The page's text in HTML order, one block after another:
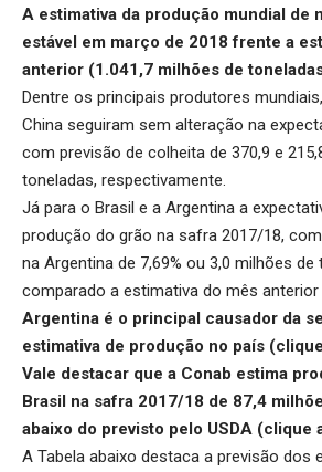
A estimativa da produção mundial de
estável em março de 2018 frente a
anterior (1.041,7 milhões de
Dentre os principais produtores
China seguiram sem alteração na
com previsão de colheita de 370,9 e
toneladas, respectivamente.
Já para o Brasil e a Argentina a
produção do grão na safra 2017/18,
na Argentina de 7,69% ou 3,0 milhões
comparado a estimativa do mês
Argentina é o principal causador da
estimativa de produção no país (
Vale destacar que a Conab estima
Brasil na safra 2017/18 de 87,4
abaixo do previsto pelo USDA (clique
A Tabela abaixo destaca a previsão dos